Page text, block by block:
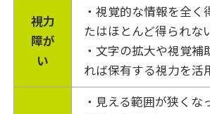
視力
障が
い
・視覚的な情報を全く
たはほとんど得られな
・文字の拡大や視覚補
れば保有する視力を活
・見える範囲が狭くな